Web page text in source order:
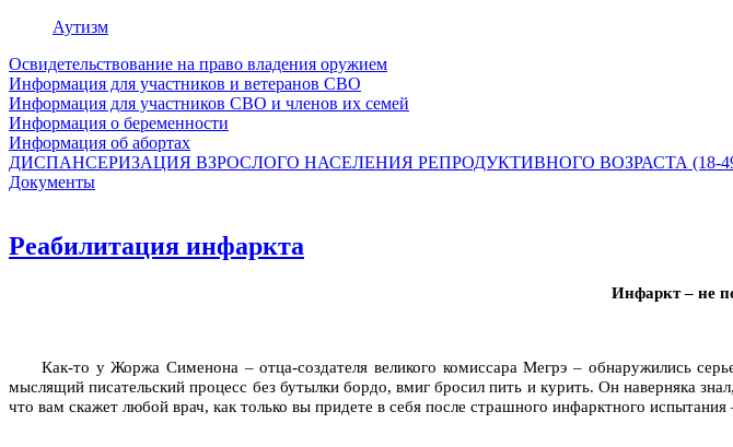
Аутизм
Освидетельствование на право владения оружием
Информация для участников и ветеранов СВО
Информация для участников СВО и членов их семей
Информация о беременности
Информация об абортах
ДИСПАНСЕРИЗАЦИЯ ВЗРОСЛОГО НАСЕЛЕНИЯ РЕПРОДУКТИВНОГО ВОЗРАСТА (18-
Документы
Реабилитация инфаркта
Инфаркт – не
Как-то у Жоржа Сименона – отца-создателя великого комиссара Мегрэ – обнаружились
мыслящий писательский процесс без бутылки бордо, вмиг бросил пить и курить. Он наверняка
что вам скажет любой врач, как только вы придете в себя после страшного инфарктного испытания